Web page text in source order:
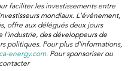
faciliter les investissements entre
mondiaux. L'événement,
offre aux délégués deux jours
l'industrie, des développeurs de
politiques. Pour plus d'informations,
energy.com. Pour sponsoriser ou